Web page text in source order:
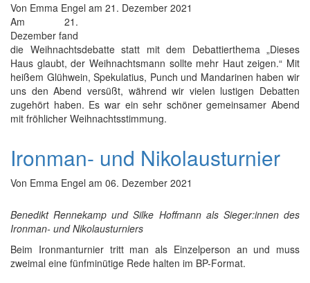
Von Emma Engel am 21. Dezember 2021
Am 21.
Dezember fand
die Weihnachtsdebatte statt mit dem Debattierthema „Dieses
Haus glaubt, der Weihnachtsmann sollte mehr Haut zeigen.“ Mit
heißem Glühwein, Spekulatius, Punch und Mandarinen haben wir
uns den Abend versüßt, während wir vielen lustigen Debatten
zugehört haben. Es war ein sehr schöner gemeinsamer Abend
mit fröhlicher Weihnachtsstimmung.
Ironman- und Nikolausturnier
Von Emma Engel am 06. Dezember 2021
Benedikt Rennekamp und Silke Hoffmann als Sieger:innen des
Ironman- und Nikolausturniers
Beim Ironmanturnier tritt man als Einzelperson an und muss
zweimal eine fünfminütige Rede halten im BP-Format.